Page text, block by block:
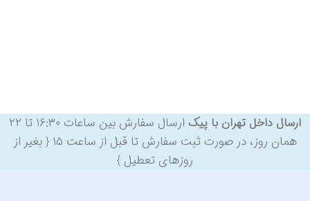
ارسال داخل تهران با پیک
ارسال سفارش بین ساعات ۱۶:۳۰ تا ۲۲
همان روز، در صورت ثبت سفارش تا قبل از ساعت ۱۵ { بغیر از
روزهای تعطیل }